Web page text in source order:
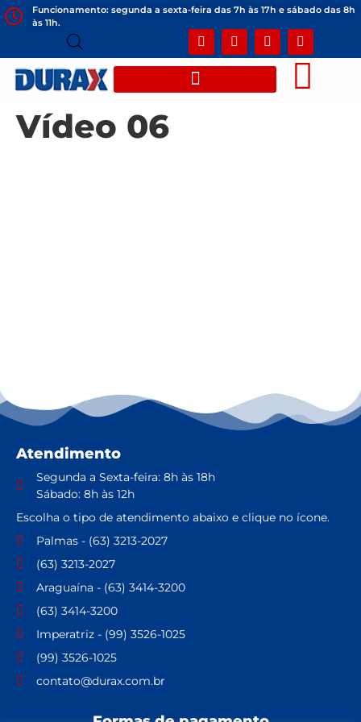
Funcionamento: segunda a sexta-feira das 7h às 17h e sábado das 8h
às 11h.
Vídeo 06
Atendimento
Segunda a Sexta-feira: 8h às 18h
Sábado: 8h às 12h
Escolha o tipo de atendimento abaixo e clique no ícone.
Palmas - (63) 3213-2027
(63) 3213-2027
Araguaína - (63) 3414-3200
(63) 3414-3200
Imperatriz - (99) 3526-1025
(99) 3526-1025
contato@durax.com.br